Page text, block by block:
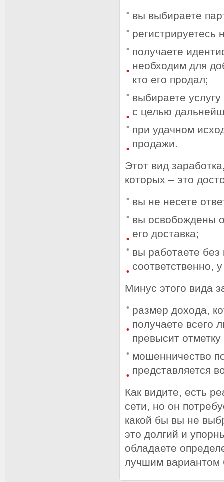
вы выбираете
регистрируетесь
получаете
необходим для
кто его продал;
выбираете
с целью
при удачном
продажи.
Этот вид
которых – это
вы не несете
вы освобождены
его доставка;
вы работаете
соответственно,
Минус этого вида
размер дохода,
получаете всего
превысит
мошенничество
представляется
Как видите, есть
сети, но он
какой бы вы не
это долгий и
обладаете
лучшим вариантом